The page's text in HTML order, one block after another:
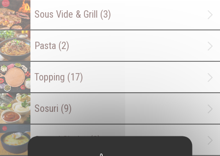
Sous Vide & Grill (3)
Pasta (2)
Topping (17)
Sosuri (9)
Supe / Ciorbe(3)